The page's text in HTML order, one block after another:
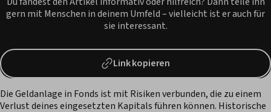
gern mit Menschen in deinem Umfeld – vielleicht ist er auch für
sie interessant.
Link kopieren
Die Geldanlage in Fonds ist mit Risiken verbunden, die zu einem
Verlust deines eingesetzten Kapitals führen können. Historische